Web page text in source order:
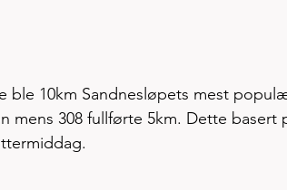
ble 10km Sandnesløpets mest
mens 308 fullførte 5km. Dette